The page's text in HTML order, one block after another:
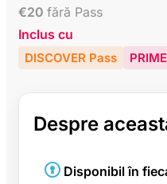
€20 fără Pass
Inclus cu
DISCOVER Pass
Despre
Disponibil în